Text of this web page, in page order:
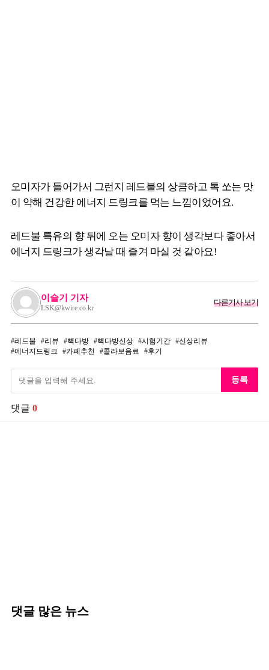
오미자가 들어가서 그런지 레드불의 상큼하고 톡 쏘는 맛
이 약해 건강한 에너지 드링크를 먹는 느낌이었어요.
레드불 특유의 향 뒤에 오는 오미자 향이 생각보다 좋아서
에너지 드링크가 생각날 때 즐겨 마실 것 같아요!
이슬기 기자
LSK@kwire.co.kr
다른기사 보기
레드불 리뷰 빽다방 빽다방신상 시험기간
신상리뷰
에너지드링크
카페추천 콜라보음료 후기
등록
댓글 0
댓글 많은 뉴스